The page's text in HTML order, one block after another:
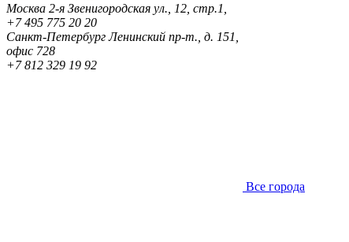
Москва 2-я Звенигородская ул., 12, стр.1,
+7 495 775 20 20
Санкт-ПетербургЛенинский пр-т., д. 151,
офис 728
+7 812 329 19 92
Все города